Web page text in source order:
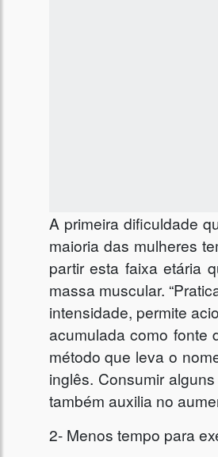
A primeira dificuldade
maioria das mulheres
partir esta faixa etária
massa muscular.
intensidade, permite
acumulada como fonte
método que leva o
inglês. Consumir
também auxilia no
2- Menos tempo para